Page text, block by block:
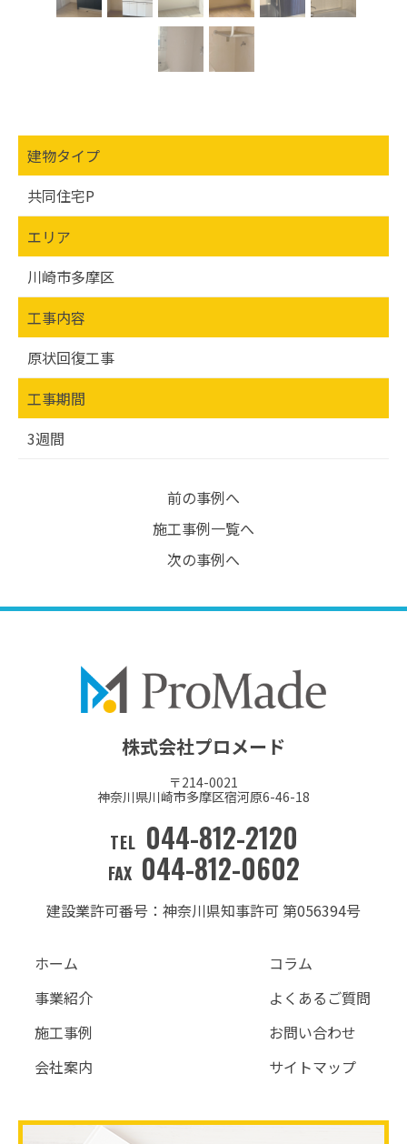
建物タイプ
共同住宅P
エリア
川崎市多摩区
工事内容
原状回復工事
工事期間
3週間
前の事例へ
施工事例一覧へ
次の事例へ
株式会社プロメード
〒214-0021
神奈川県川崎市多摩区宿河原6-46-18
TEL 044-812-2120
FAX 044-812-0602
建設業許可番号：神奈川県知事許可 第056394号
ホーム
事業紹介
施工事例
会社案内
コラム
よくあるご質問
お問い合わせ
サイトマップ